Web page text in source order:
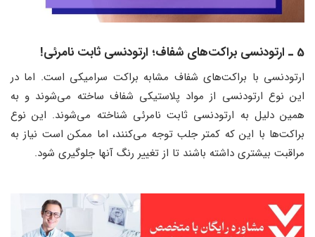
5 ـ ارتودنسی براکت‌های شفاف؛ ارتودنسی ثابت نامرئی!
ارتودنسی با براکت‌های شفاف مشابه براکت سرامیکی است. اما در
این نوع ارتودنسی از مواد پلاستیکی شفاف ساخته می‌شوند و به
همین دلیل به ارتودنسی ثابت نامرئی شناخته می‌شوند. این نوع
براکت‌ها با این که کمتر جلب توجه می‌کنند، اما ممکن است نیاز به
مراقبت بیشتری داشته باشند تا از تغییر رنگ آنها جلوگیری شود.